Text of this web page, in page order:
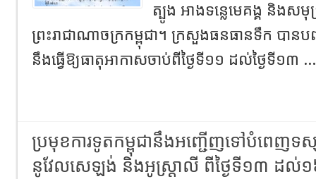
ត្បូង អាងទន្លេមេគង្គ និងស
ព្រះរាជាណាចក្រកម្ពុជា។ ក្រសួងធនធានទឹក​ បានបញ្
នឹងធ្វើឱ្យធាតុអាកាសចាប់ពីថ្ងៃទី១១ ដល់ថ្ងៃទី១៣
ប្រមុខការទូតកម្ពុជានឹងអញ្ជើញទៅបំពេញទស្ស
នូវែលសេឡង់ និងអូស្ត្រាលី ពីថ្ងៃទី១៣ ដល់១